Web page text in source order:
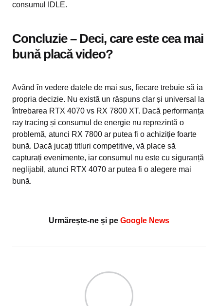
consumul IDLE.
Concluzie – Deci, care este cea mai
bună placă video?
Având în vedere datele de mai sus, fiecare trebuie să ia
propria decizie. Nu există un răspuns clar și universal la
întrebarea RTX 4070 vs RX 7800 XT. Dacă performanța
ray tracing și consumul de energie nu reprezintă o
problemă, atunci RX 7800 ar putea fi o achiziție foarte
bună. Dacă jucați titluri competitive, vă place să
capturați evenimente, iar consumul nu este cu siguranță
neglijabil, atunci RTX 4070 ar putea fi o alegere mai
bună.
Urmărește-ne și pe Google News